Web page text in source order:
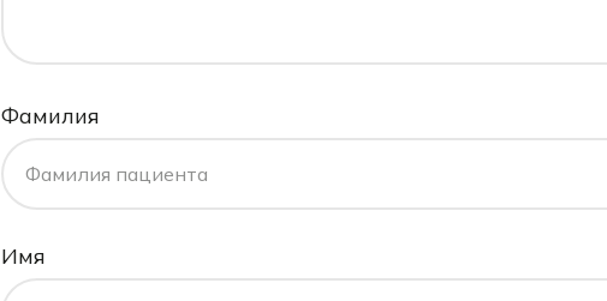
Фамилия
Фамилия пациента
Имя